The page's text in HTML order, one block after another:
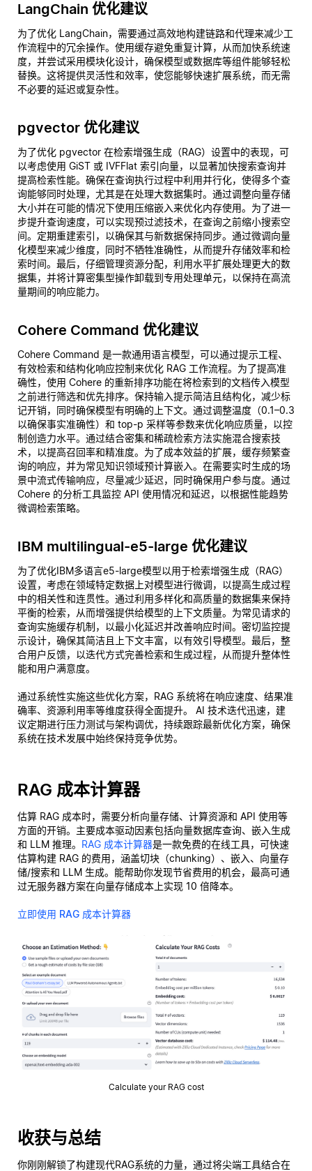
LangChain 优化建议
为了优化 LangChain，需要通过高效地构建链路和代理来减少工
作流程中的冗余操作。使用缓存避免重复计算，从而加快系统速
度，并尝试采用模块化设计，确保模型或数据库等组件能够轻松
替换。这将提供灵活性和效率，使您能够快速扩展系统，而无需
不必要的延迟或复杂性。
pgvector 优化建议
为了优化 pgvector 在检索增强生成（RAG）设置中的表现，可
以考虑使用 GiST 或 IVFFlat 索引向量，以显著加快搜索查询并
提高检索性能。确保在查询执行过程中利用并行化，使得多个查
询能够同时处理，尤其是在处理大数据集时。通过调整向量存储
大小并在可能的情况下使用压缩嵌入来优化内存使用。为了进一
步提升查询速度，可以实现预过滤技术，在查询之前缩小搜索空
间。定期重建索引，以确保其与新数据保持同步。通过微调向量
化模型来减少维度，同时不牺牲准确性，从而提升存储效率和检
索时间。最后，仔细管理资源分配，利用水平扩展处理更大的数
据集，并将计算密集型操作卸载到专用处理单元，以保持在高流
量期间的响应能力。
Cohere Command 优化建议
Cohere Command 是一款通用语言模型，可以通过提示工程、
有效检索和结构化响应控制来优化 RAG 工作流程。为了提高准
确性，使用 Cohere 的重新排序功能在将检索到的文档传入模型
之前进行筛选和优先排序。保持输入提示简洁且结构化，减少标
记开销，同时确保模型有明确的上下文。通过调整温度（0.1–0.3
以确保事实准确性）和 top-p 采样等参数来优化响应质量，以控
制创造力水平。通过结合密集和稀疏检索方法实施混合搜索技
术，以提高召回率和精准度。为了成本效益的扩展，缓存频繁查
询的响应，并为常见知识领域预计算嵌入。在需要实时生成的场
景中流式传输响应，尽量减少延迟，同时确保用户参与度。通过
Cohere 的分析工具监控 API 使用情况和延迟，以根据性能趋势
微调检索策略。
IBM multilingual-e5-large 优化建议
为了优化IBM多语言e5-large模型以用于检索增强生成（RAG）
设置，考虑在领域特定数据上对模型进行微调，以提高生成过程
中的相关性和连贯性。通过利用多样化和高质量的数据集来保持
平衡的检索，从而增强提供给模型的上下文质量。为常见请求的
查询实施缓存机制，以最小化延迟并改善响应时间。密切监控提
示设计，确保其简洁且上下文丰富，以有效引导模型。最后，整
合用户反馈，以迭代方式完善检索和生成过程，从而提升整体性
能和用户满意度。
通过系统性实施这些优化方案，RAG 系统将在响应速度、结果准
确率、资源利用率等维度获得全面提升。 AI 技术迭代迅速，建
议定期进行压力测试与架构调优，持续跟踪最新优化方案，确保
系统在技术发展中始终保持竞争优势。
RAG 成本计算器
估算 RAG 成本时，需要分析向量存储、计算资源和 API 使用等
方面的开销。主要成本驱动因素包括向量数据库查询、嵌入生成
和 LLM 推理。 RAG 成本计算器是一款免费的在线工具，可快速
估算构建 RAG 的费用，涵盖切块（chunking）、嵌入、向量存
储/搜索和 LLM 生成。能帮助你发现节省费用的机会，最高可通
过无服务器方案在向量存储成本上实现 10 倍降本。
立即使用 RAG 成本计算器
Calculate your RAG cost
收获与总结
你刚刚解锁了构建现代RAG系统的力量，通过将尖端工具结合在